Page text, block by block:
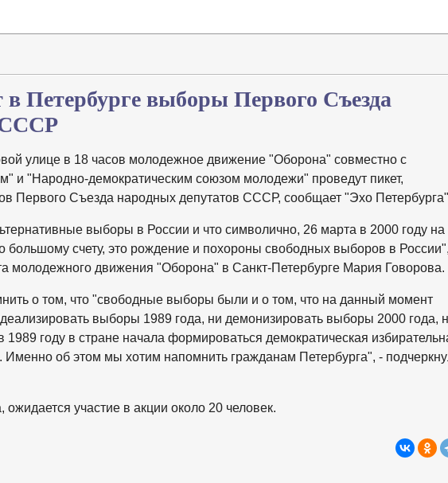
Петербурге выборы Первого Съезда
СССР
улице в 18 часов молодежное движение "Оборона" совместно с
и "Народно-демократическим союзом молодежи" проведут пикет,
Первого Съезда народных депутатов СССР, сообщает "Эхо
выборы в России и что символично, 26 марта в 2000 году на
счету, это рождение и похороны свободных выборов в
молодежного движения "Оборона" в Санкт-Петербурге Мария Говорова.
о том, что "свободные выборы были и о том, что на данный момент
выборы 1989 года, ни демонизировать выборы 2000 года,
1989 году в стране начала формироваться демократическая
Именно об этом мы хотим напомнить гражданам Петербурга", -
участие в акции около 20 человек.